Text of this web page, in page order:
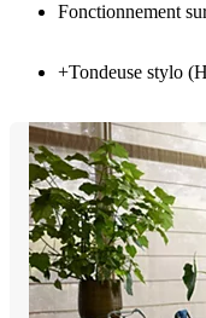
Fonctionnement
+Tondeuse stylo